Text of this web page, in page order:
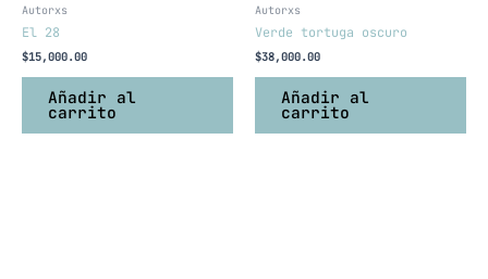
Autorxs
El 28
$15,000.00
Añadir al
carrito
Autorxs
Verde tortuga oscuro
$38,000.00
Añadir al
carrito